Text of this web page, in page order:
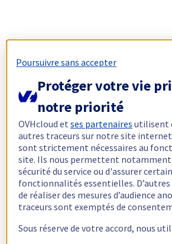
Poursuivre sans accepter
Protéger votre vie
notre priorité
OVHcloud etses partenaires utilisent
autres traceurs sur notre site
sont strictement nécessaires au
site. Ils nous permettent
sécurité du service ou d'assurer
fonctionnalités essentielles.
de réaliser des mesures d’audience
traceurs sont exemptés de
Sous réserve de votre accord, nous